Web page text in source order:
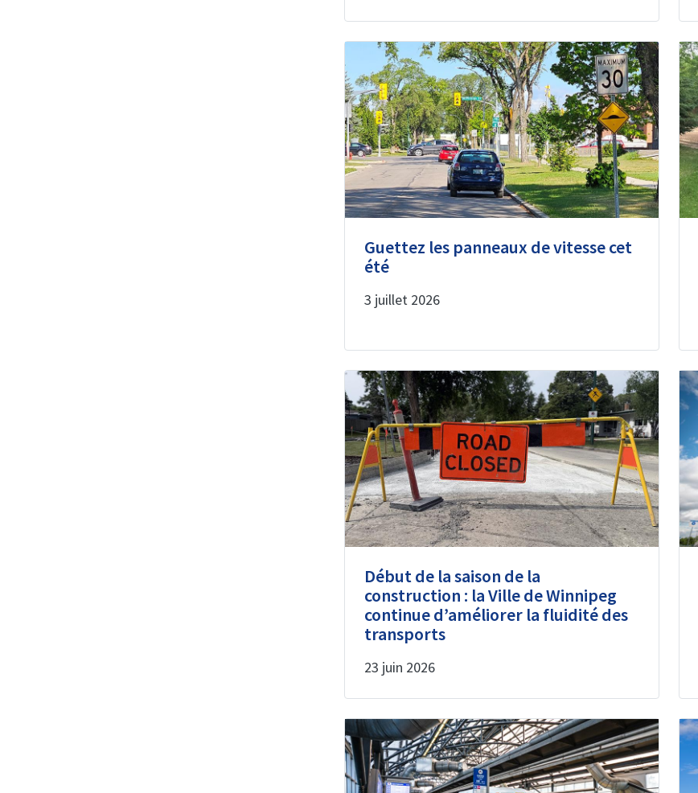
Guettez les panneaux de vitesse cet
été
3 juillet 2026
Début de la saison de la
construction : la Ville de Winnipeg
continue d’améliorer la fluidité des
transports
23 juin 2026